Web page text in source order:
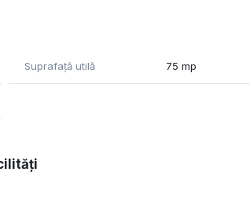
conform pozelor.
zilei si priveliste panoramica.
Suprafață utilă 75 mp